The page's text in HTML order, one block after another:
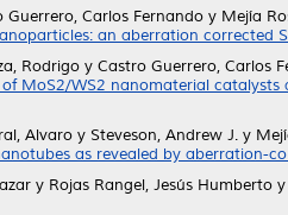
Guerrero, Carlos Fernando y Mejía
an aberration corrected
Rodrigo y Castro Guerrero, Carlos
MoS2/WS2 nanomaterial catalysts
Alvaro y Steveson, Andrew J. y
as revealed by aberration-
y Rojas Rangel, Jesús Humberto